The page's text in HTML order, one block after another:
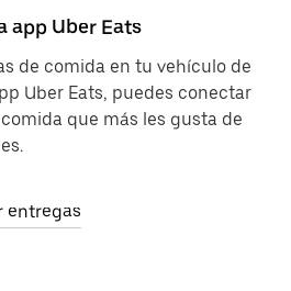
app Uber Eats
de comida en tu vehículo de
Uber Eats, puedes conectar
que más les gusta de
entregas